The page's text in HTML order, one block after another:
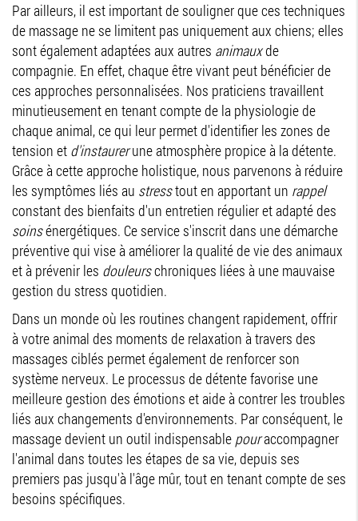
Par ailleurs, il est important de souligner que ces techniques
de massage ne se limitent pas uniquement aux chiens; elles
sont également adaptées aux autres animauxde
compagnie. En effet, chaque être vivant peut bénéficier de
ces approches personnalisées. Nos praticiens travaillent
minutieusement en tenant compte de la physiologie de
chaque animal, ce qui leur permet d'identifier les zones de
tension et d'instaurerune atmosphère propice à la détente.
Grâce à cette approche holistique, nous parvenons à réduire
les symptômes liés au stresstout en apportant un rappel
constant des bienfaits d'un entretien régulier et adapté des
soinsénergétiques. Ce service s'inscrit dans une démarche
préventive qui vise à améliorer la qualité de vie des animaux
et à prévenir les douleurschroniques liées à une mauvaise
gestion du stress quotidien.
Dans un monde où les routines changent rapidement, offrir
à votre animal des moments de relaxation à travers des
massages ciblés permet également de renforcer son
système nerveux. Le processus de détente favorise une
meilleure gestion des émotions et aide à contrer les troubles
liés aux changements d'environnements. Par conséquent, le
massage devient un outil indispensable pouraccompagner
l'animal dans toutes les étapes de sa vie, depuis ses
premiers pas jusqu'à l'âge mûr, tout en tenant compte de ses
besoins spécifiques.